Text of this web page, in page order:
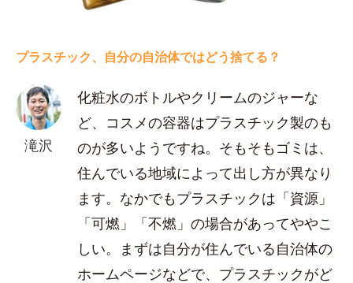
プラスチック、自分の自治体ではどう捨てる？
滝沢
化粧水のボトルやクリームのジャーな
ど、コスメの容器はプラスチック製のも
のが多いようですね。そもそもゴミは、
住んでいる地域によって出し方が異なり
ます。なかでもプラスチックは「資源」
「可燃」「不燃」の場合があってややこ
しい。まずは自分が住んでいる自治体の
ホームページなどで、プラスチックがど